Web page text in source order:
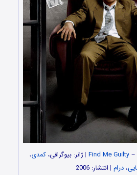
–
Find Me Guilty | ژانر: بیوگرافی، کمدی،
،درام | انتشار: 2006